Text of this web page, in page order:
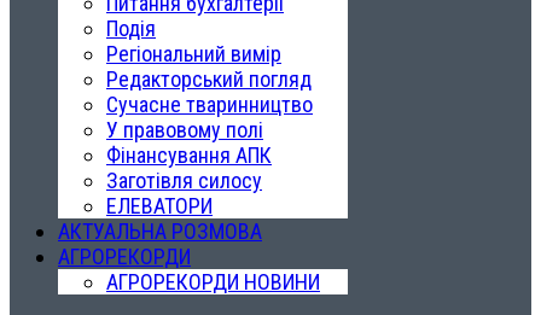
Подія
Регіональний вимір
Редакторський погляд
Сучасне тваринництво
У правовому полі
Фінансування АПК
Заготівля силосу
ЕЛЕВАТОРИ
АКТУАЛЬНА РОЗМОВА
АГРОРЕКОРДИ
АГРОРЕКОРДИ НОВИНИ